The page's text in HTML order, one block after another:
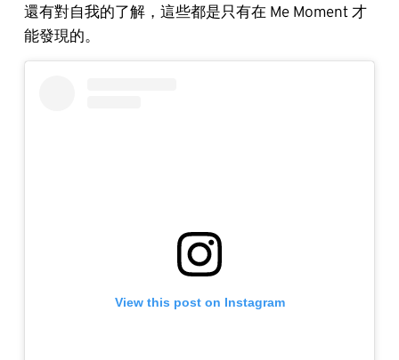
還有對自我的了解，這些都是只有在 Me Moment 才
能發現的。
View this post on Instagram